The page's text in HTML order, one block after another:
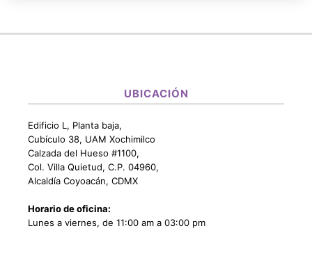
UBICACIÓN
Edificio L, Planta baja,
Cubículo 38, UAM Xochimilco
Calzada del Hueso #1100,
Col. Villa Quietud, C.P. 04960,
Alcaldía Coyoacán, CDMX
Horario de oficina:
Lunes a viernes, de 11:00 am a 03:00 pm